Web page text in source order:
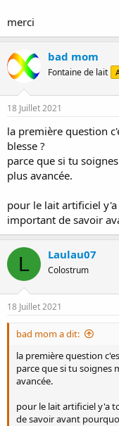
merci
bad mom
Fontaine de lait
18 Juillet 2021
la première question
blesse ?
parce que si tu
plus avancée.
pour le lait artificiel
important de savoir
L Laulau07
Colostrum
18 Juillet 2021
bad mom a dit:
la première question
parce que si tu soignes
avancée.
pour le lait artificiel y'a
de savoir avant